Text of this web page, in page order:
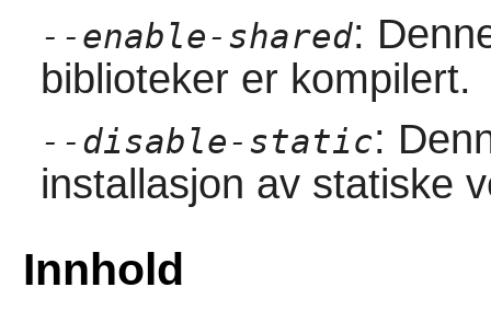
--enable-shared:
biblioteker er kompilert.
--disable-static:
installasjon av statiske
Innhold